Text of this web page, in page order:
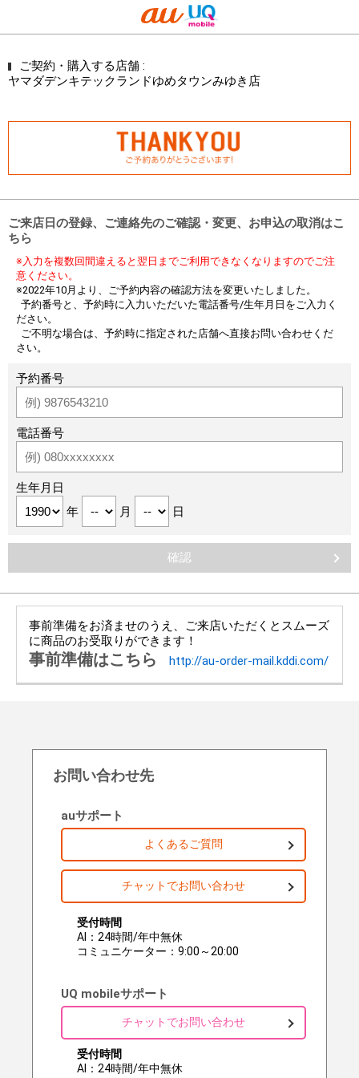
ご契約・購入する店舗 :
ヤマダデンキテックランドゆめタウンみゆき店
ご来店日の登録、ご連絡先のご確認・変更、お申込の取消はこ
ちら
※入力を複数回間違えると翌日までご利用できなくなりますのでご注
意ください。
※2022年10月より、ご予約内容の確認方法を変更いたしました。
予約番号と、予約時に入力いただいた電話番号/生年月日をご入力く
ださい。
ご不明な場合は、予約時に指定された店舗へ直接お問い合わせくだ
さい。
予約番号
電話番号
生年月日
年
月 日
事前準備をお済ませのうえ、ご来店いただくとスムーズ
に商品のお受取りができます！
事前準備はこちら http://au-order-mail.kddi.com/
お問い合わせ先
auサポート
よくあるご質問
チャットでお問い合わせ
受付時間
AI：24時間/年中無休
コミュニケーター：9:00～20:00
UQ mobileサポート
チャットでお問い合わせ
受付時間
AI：24時間/年中無休